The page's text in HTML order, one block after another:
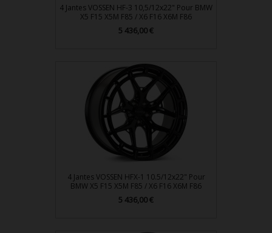
4 Jantes VOSSEN HF-3 10,5/12x22" Pour BMW
X5 F15 X5M F85 / X6 F16 X6M F86
Prix
5 436,00 €
4 Jantes VOSSEN HFX-1 10.5/12x22" Pour
BMW X5 F15 X5M F85 / X6 F16 X6M F86
Prix
5 436,00 €